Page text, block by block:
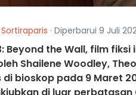
· Diperbarui 9 Juli
Beyond the Wall, film
Shailene Woodley,
di bioskop pada 9 Maret